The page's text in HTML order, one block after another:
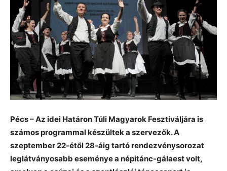
Pécs – Az idei Határon Túli Magyarok Fesztiváljára is
számos programmal készültek a szervezők. A
szeptember 22-étől 28-áig tartó rendezvénysorozat
leglátványosabb eseménye a népitánc-gálaest volt,